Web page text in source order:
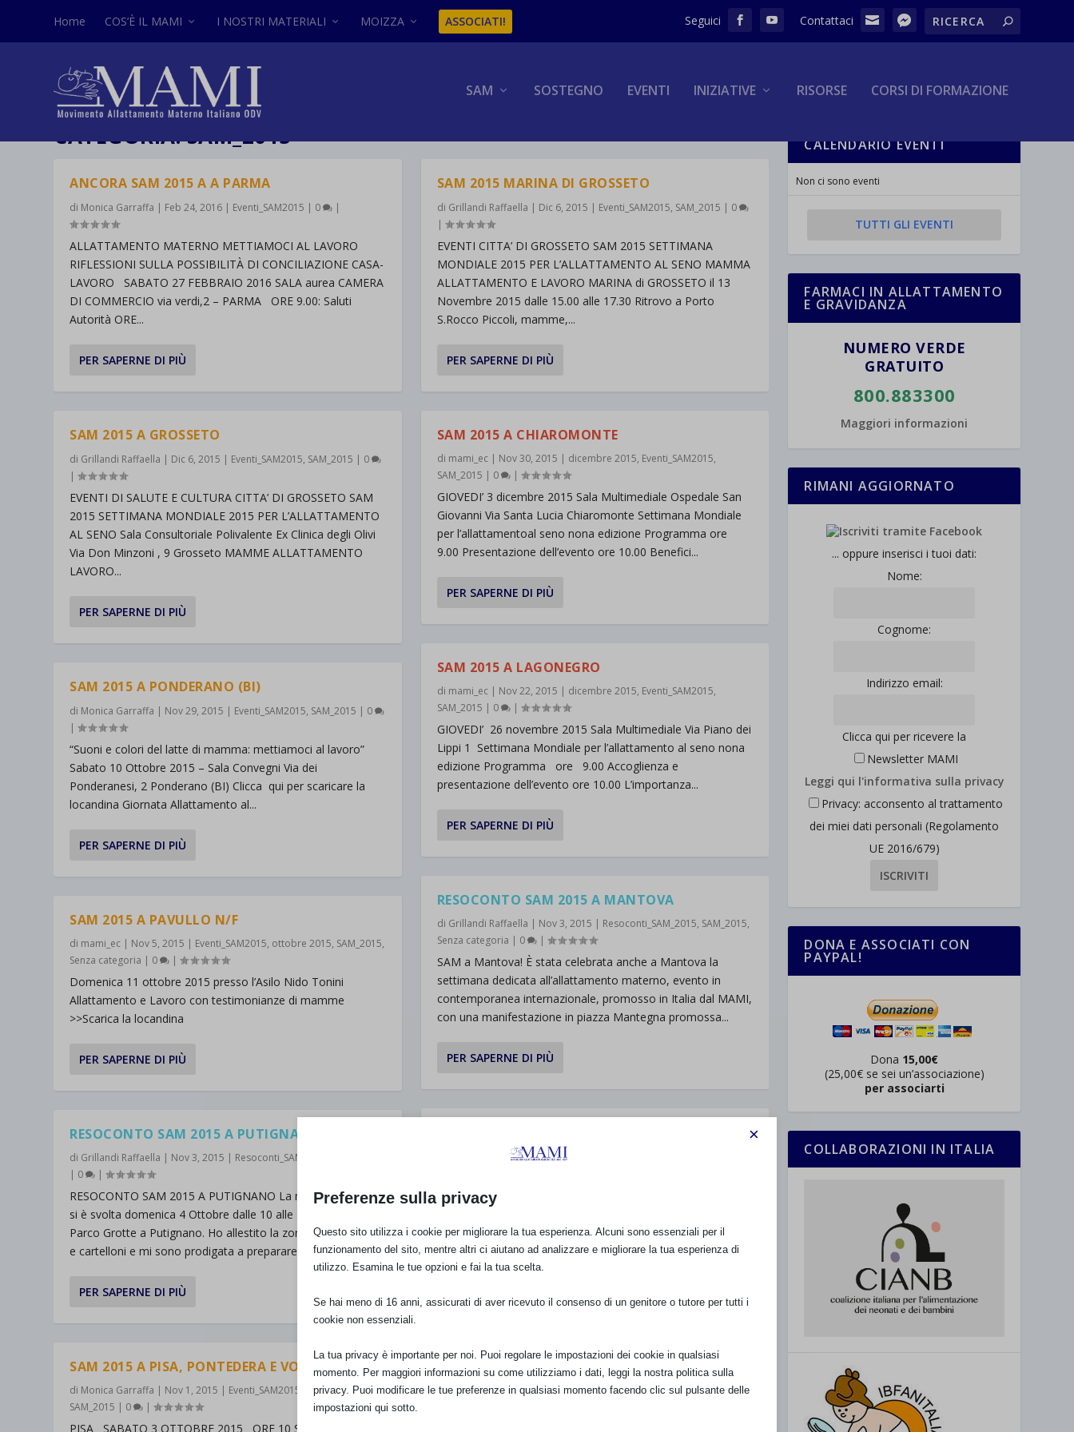
Home COS’È IL MAMI I NOSTRI MATERIALI MOIZZA ASSOCIATI!
SAM SOSTEGNO EVENTI INIZIATIVE RISORSE CORSI DI FORMAZIONE
CATEGORIA:SAM_2015
ANCORA SAM 2015 A A PARMA
di Monica Garraffa | Feb 24, 2016 | Eventi_SAM2015 | 0 |
ALLATTAMENTO MATERNO METTIAMOCI AL LAVORO
RIFLESSIONI SULLA POSSIBILITÀ DI CONCILIAZIONE CASA-
LAVORO SABATO 27 FEBBRAIO 2016 SALA aurea CAMERA
DI COMMERCIO via verdi,2 – PARMA ORE 9.00: Saluti
Autorità ORE...
PER SAPERNE DI PIÙ
SAM 2015 A GROSSETO
di Grillandi Raffaella | Dic 6, 2015 | Eventi_SAM2015, SAM_2015 | 0
|
EVENTI DI SALUTE E CULTURA CITTA’ DI GROSSETO SAM
2015 SETTIMANA MONDIALE 2015 PER L’ALLATTAMENTO
AL SENO Sala Consultoriale Polivalente Ex Clinica degli Olivi
Via Don Minzoni , 9 Grosseto MAMME ALLATTAMENTO
LAVORO...
PER SAPERNE DI PIÙ
SAM 2015 A PONDERANO (BI)
di Monica Garraffa | Nov 29, 2015 | Eventi_SAM2015, SAM_2015 | 0
|
“Suoni e colori del latte di mamma: mettiamoci al lavoro”
Sabato 10 Ottobre 2015 – Sala Convegni Via dei
Ponderanesi, 2 Ponderano (BI) Clicca qui per scaricare la
locandina Giornata Allattamento al...
PER SAPERNE DI PIÙ
SAM 2015 A PAVULLO N/F
di mami_ec | Nov 5, 2015 | Eventi_SAM2015, ottobre 2015, SAM_2015,
Senza categoria | 0 |
Domenica 11 ottobre 2015 presso l’Asilo Nido Tonini
Allattamento e Lavoro con testimonianze di mamme
>>Scarica la locandina
PER SAPERNE DI PIÙ
RESOCONTO SAM 2015 A PUTIGNANO
di Grillandi Raffaella | Nov 3, 2015 | Resoconti_SAM_2015
| 0 |
RESOCONTO SAM 2015 A PUTIGNANO La manifestazione
si è svolta domenica 4 Ottobre dalle 10 alle 12 presso il
Parco Grotte a Putignano. Ho allestito la zona con palloncini
e cartelloni e mi sono prodigata a preparare una ricca...
PER SAPERNE DI PIÙ
SAM 2015 A PISA, PONTEDERA E VOLTERRA
di Monica Garraffa | Nov 1, 2015 | Eventi_SAM2015 Flash Mob 2015,
SAM_2015 | 0 |
PISA SABATO 3 OTTOBRE 2015 ORE 10 Sala Regia del
SAM 2015 MARINA DI GROSSETO
di Grillandi Raffaella | Dic 6, 2015 | Eventi_SAM2015, SAM_2015 | 0
|
EVENTI CITTA’ DI GROSSETO SAM 2015 SETTIMANA
MONDIALE 2015 PER L’ALLATTAMENTO AL SENO MAMMA
ALLATTAMENTO E LAVORO MARINA di GROSSETO il 13
Novembre 2015 dalle 15.00 alle 17.30 Ritrovo a Porto
S.Rocco Piccoli, mamme,...
PER SAPERNE DI PIÙ
SAM 2015 A CHIAROMONTE
di mami_ec| Nov 30, 2015 | dicembre 2015, Eventi_SAM2015,
SAM_2015 | 0 |
GIOVEDI’ 3 dicembre 2015 Sala Multimediale Ospedale San
Giovanni Via Santa Lucia Chiaromonte Settimana Mondiale
per l’allattamentoal seno nona edizione Programma ore
9.00 Presentazione dell’evento ore 10.00 Benefici...
PER SAPERNE DI PIÙ
SAM 2015 A LAGONEGRO
di mami_ec| Nov 22, 2015 | dicembre 2015, Eventi_SAM2015,
SAM_2015 | 0 |
GIOVEDI’ 26 novembre 2015 Sala Multimediale Via Piano dei
Lippi 1 Settimana Mondiale per l’allattamento al seno nona
edizione Programma ore 9.00 Accoglienza e
presentazione dell’evento ore 10.00 L’importanza...
PER SAPERNE DI PIÙ
RESOCONTO SAM 2015 A MANTOVA
di Grillandi Raffaella | Nov 3, 2015 | Resoconti_SAM_2015, SAM_2015,
Senza categoria | 0 |
SAM a Mantova! È stata celebrata anche a Mantova la
settimana dedicata all’allattamento materno, evento in
contemporanea internazionale, promosso in Italia dal MAMI,
con una manifestazione in piazza Mantegna promossa...
PER SAPERNE DI PIÙ
Grillandi Raffaella|Nov 3, 2015
SABATO 3 Ottobre 2015 FLASH MOB in Piazza Carlo Alberto
qualcosa di arancione h11.15 interventi: Dott.ssa Pia
Morgando “FormAZIONE sul campo per il sostegno in rete
tra...
PER SAPERNE DI PIÙ
SAM 2015 A RAGUSA
CALENDARIO EVENTI
Non ci sono eventi
TUTTI GLI EVENTI
FARMACI IN ALLATTAMENTO
E GRAVIDANZA
NUMERO VERDE
GRATUITO
800.883300
Maggiori informazioni
RIMANI AGGIORNATO
... oppure inserisci i tuoi dati:
Nome:
Cognome:
Indirizzo email:
Clicca qui per ricevere la
Newsletter MAMI
Leggi qui l'informativa sulla privacy
Privacy: acconsento al trattamento
dei miei dati personali (Regolamento
UE 2016/679)
DONA E ASSOCIATI CON
PAYPAL!
Dona 15,00€
(25,00€ se sei un’associazione)
per associarti
COLLABORAZIONI IN ITALIA
Preferenze sulla privacy
×
Questo sito utilizza i cookie per migliorare la tua esperienza. Alcuni sono essenziali per il
funzionamento del sito, mentre altri ci aiutano ad analizzare e migliorare la tua esperienza di
utilizzo. Esamina le tue opzioni e fai la tua scelta.
Se hai meno di 16 anni, assicurati di aver ricevuto il consenso di un genitore o tutore per tutti i
cookie non essenziali.
La tua privacy è importante per noi. Puoi regolare le impostazioni dei cookie in qualsiasi
momento. Per maggiori informazioni su come utilizziamo i dati, leggi la nostra politica sulla
privacy. Puoi modificare le tue preferenze in qualsiasi momento facendo clic sul pulsante delle
impostazioni qui sotto.